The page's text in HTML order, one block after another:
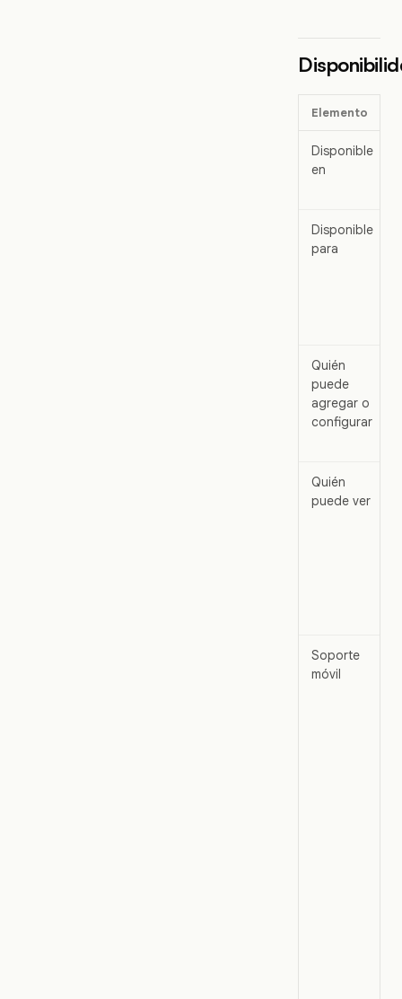
Elemento
Disponible
en
Disponible
para
Quién
puede
agregar o
configurar
Quién
puede ver
Soporte
móvil